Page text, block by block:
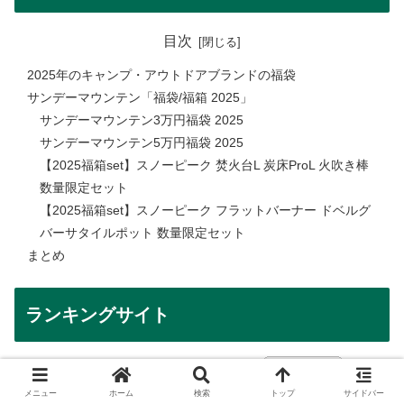
目次
2025年のキャンプ・アウトドアブランドの福袋
サンデーマウンテン「福袋/福箱 2025」
サンデーマウンテン3万円福袋 2025
サンデーマウンテン5万円福袋 2025
【2025福箱set】スノーピーク 焚火台L 炭床ProL 火吹き棒
数量限定セット
【2025福箱set】スノーピーク フラットバーナー ドベルグ
バーサタイルポット 数量限定セット
まとめ
ランキングサイト
バナークリックで応援お願いします。
メニュー ホーム 検索 トップ サイドバー